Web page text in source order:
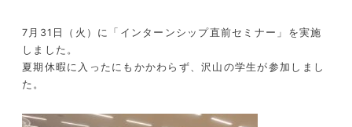
7月31日（火）に「インターンシップ直前セミナー」を実施
しました。
夏期休暇に入ったにもかかわらず、沢山の学生が参加しまし
た。